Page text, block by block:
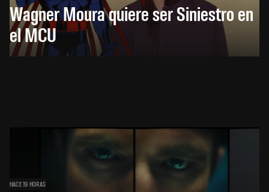
Wagner Moura quiere ser Siniestro en
el MCU
HACE 19 HORAS